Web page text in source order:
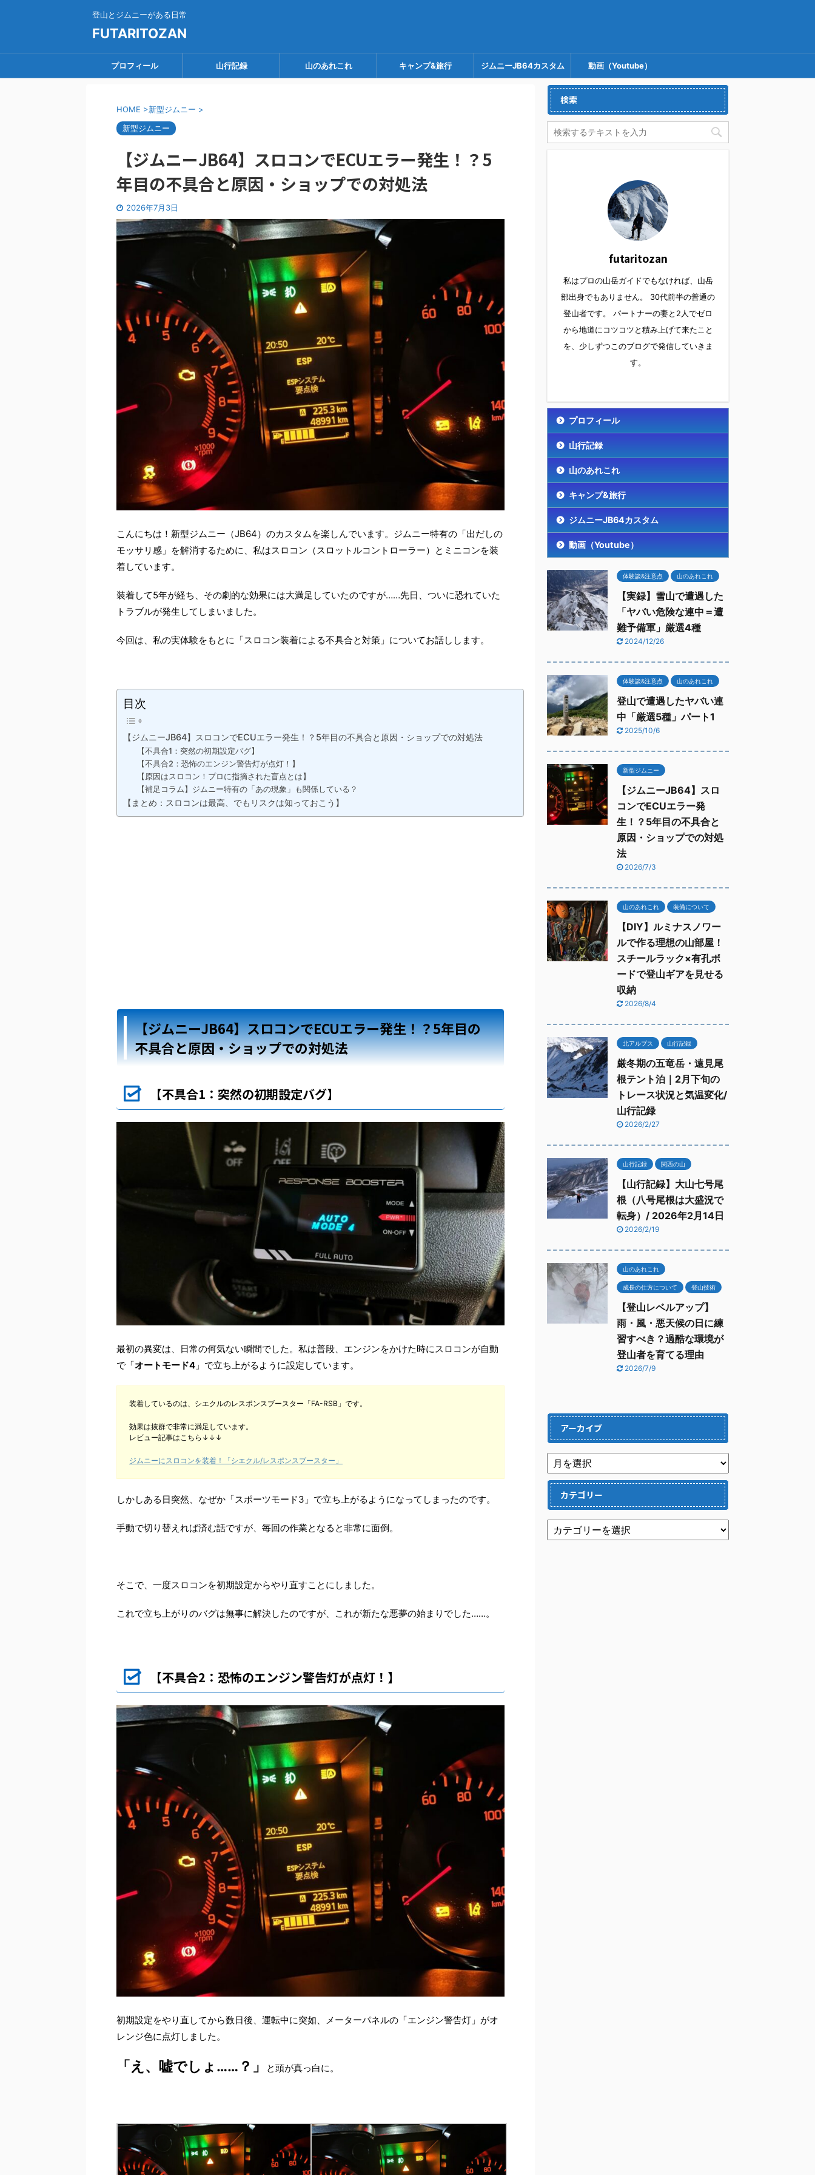
登山とジムニーがある日常
FUTARITOZAN
プロフィール 山行記録 山のあれこれ キャンプ&旅行 ジムニーJB64カスタム 動画（Youtube）
HOME >新型ジムニー >
新型ジムニー
【ジムニーJB64】スロコンでECUエラー発生！？5
年目の不具合と原因・ショップでの対処法
2026年7月3日
こんにちは！新型ジムニー（JB64）のカスタムを楽しんでいます。ジムニー特有の「出だしの
モッサリ感」を解消するために、私はスロコン（スロットルコントローラー）とミニコンを装
着しています。
装着して5年が経ち、その劇的な効果には大満足していたのですが……先日、ついに恐れていた
トラブルが発生してしまいました。
今回は、私の実体験をもとに「スロコン装着による不具合と対策」についてお話しします。
目次
【ジムニーJB64】スロコンでECUエラー発生！？5年目の不具合と原因・ショップでの対処法
【不具合1：突然の初期設定バグ】
【不具合2：恐怖のエンジン警告灯が点灯！】
【原因はスロコン！プロに指摘された盲点とは】
【補足コラム】ジムニー特有の「あの現象」も関係している？
【まとめ：スロコンは最高、でもリスクは知っておこう】
【ジムニーJB64】スロコンでECUエラー発生！？5年目の
不具合と原因・ショップでの対処法
【不具合1：突然の初期設定バグ】
最初の異変は、日常の何気ない瞬間でした。私は普段、エンジンをかけた時にスロコンが自動
で「オートモード4 」で立ち上がるように設定しています。
装着しているのは、シエクルのレスポンスブースター「FA-RSB」です。
効果は抜群で非常に満足しています。
レビュー記事はこちら↓↓↓
ジムニーにスロコンを装着！「シエクル/レスポンスブースター」
しかしある日突然、なぜか「スポーツモード3」で立ち上がるようになってしまったのです。
手動で切り替えれば済む話ですが、毎回の作業となると非常に面倒。
そこで、一度スロコンを初期設定からやり直すことにしました。
これで立ち上がりのバグは無事に解決したのですが、これが新たな悪夢の始まりでした……。
【不具合2：恐怖のエンジン警告灯が点灯！】
初期設定をやり直してから数日後、運転中に突如、メーターパネルの「エンジン警告灯」がオ
レンジ色に点灯しました。
「え、嘘でしょ……？」 と頭が真っ白に。
検索
futaritozan
私はプロの山岳ガイドでもなければ、山岳
部出身でもありません。 30代前半の普通の
登山者です。 パートナーの妻と2人でゼロ
から地道にコツコツと積み上げて来たこと
を、少しずつこのブログで発信していきま
す。
プロフィール
山行記録
山のあれこれ
キャンプ&旅行
ジムニーJB64カスタム
動画（Youtube）
体験談&注意点 山のあれこれ
【実録】雪山で遭遇した
「ヤバい危険な連中＝遭
難予備軍」厳選4種
2024/12/26
体験談&注意点 山のあれこれ
登山で遭遇したヤバい連
中「厳選5種」パート1
2025/10/6
新型ジムニー
【ジムニーJB64】スロ
コンでECUエラー発
生！？5年目の不具合と
原因・ショップでの対処
法
2026/7/3
山のあれこれ 装備について
【DIY】ルミナスノワー
ルで作る理想の山部屋！
スチールラック×有孔ボ
ードで登山ギアを見せる
収納
2026/8/4
北アルプス 山行記録
厳冬期の五竜岳・遠見尾
根テント泊｜2月下旬の
トレース状況と気温変化/
山行記録
2026/2/27
山行記録 関西の山
【山行記録】大山七号尾
根（八号尾根は大盛況で
転身）/ 2026年2月14日
2026/2/19
山のあれこれ
成長の仕方について 登山技術
【登山レベルアップ】
雨・風・悪天候の日に練
習すべき？過酷な環境が
登山者を育てる理由
2026/7/9
アーカイブ
カテゴリー